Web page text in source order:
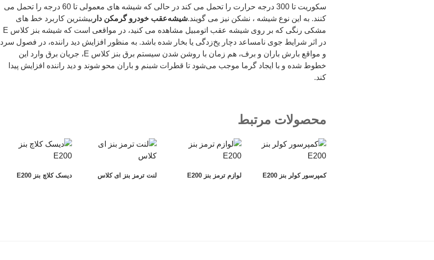
سکوریت تا 300 درجه حرارت را تحمل می کند در حالی که شیشه های معمولی تا 60 درجه را تحمل می
کنند. به این نوع شیشه ، نشکن نیز می گویند.شیشه‌عقب خودرو گرمکن دار بیشترین کاربرد خط های
مشکی رنگی که بر روی شیشه عقب اتومبیل مشاهده می کنید، در مواقعی است که شیشه بنز کلاس E
در اثر شرایط جوی نامساعد دچار یخ‌زدگی یا بخار شده باشد. به منظور افزایش دید راننده، در فصول سرد
و مواقع بارش باران و برف، هم‌ زمان با روشن شدن سیستم برق بنز کلاس E، جریان برق وارد این
خطوط شده و با ایجاد گرما موجب می‌شود تا قطرات شبنم و باران محو شوند و دید راننده افزایش پیدا
کند.
محصولات مرتبط
کمپرسور کولر بنز E200 لوازم ترمز بنز E200 لنت ترمز بنز ای کلاس دیسک کلاچ بنز E200